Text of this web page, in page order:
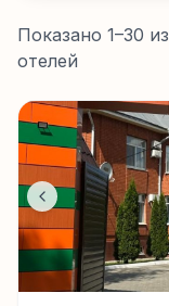
Показано 1–30 из
отелей